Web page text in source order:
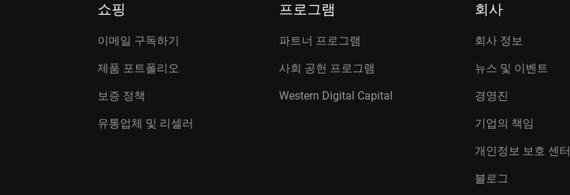
쇼핑
이메일 구독하기
제품 포트폴리오
보증 정책
유통업체 및 리셀러
프로그램
파트너 프로그램
사회 공헌 프로그램
Western Digital Capital
회사
회사 정보
뉴스 및 이벤트
경영진
기업의 책임
개인정보 보호 센터
블로그